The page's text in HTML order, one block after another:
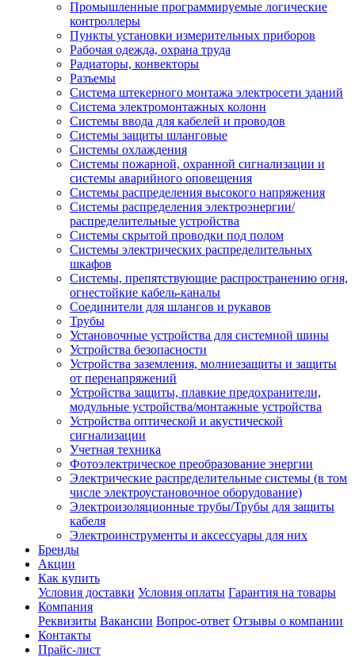
Промышленные программируемые логические
контроллеры
Пункты установки измерительных приборов
Рабочая одежда, охрана труда
Радиаторы, конвекторы
Разъемы
Система штекерного монтажа электросети зданий
Система электромонтажных колонн
Системы ввода для кабелей и проводов
Системы защиты шланговые
Системы охлаждения
Системы пожарной, охранной сигнализации и
системы аварийного оповещения
Системы распределения высокого напряжения
Системы распределения электроэнергии/
распределительные устройства
Системы скрытой проводки под полом
Системы электрических распределительных
шкафов
Системы, препятствующие распространению огня,
огнестойкие кабель-каналы
Соединители для шлангов и рукавов
Трубы
Установочные устройства для системной шины
Устройства безопасности
Устройства заземления, молниезащиты и защиты
от перенапряжений
Устройства защиты, плавкие предохранители,
модульные устройства/монтажные устройства
Устройства оптической и акустической
сигнализации
Учетная техника
Фотоэлектрическое преобразование энергии
Электрические распределительные системы (в том
числе электроустановочное оборудование)
Электроизоляционные трубы/Трубы для защиты
кабеля
Электроинструменты и аксессуары для них
Бренды
Акции
Как купить
Условия доставки Условия оплаты Гарантия на товары
Компания
Реквизиты Вакансии Вопрос-ответ Отзывы о компании
Контакты
Прайс-лист